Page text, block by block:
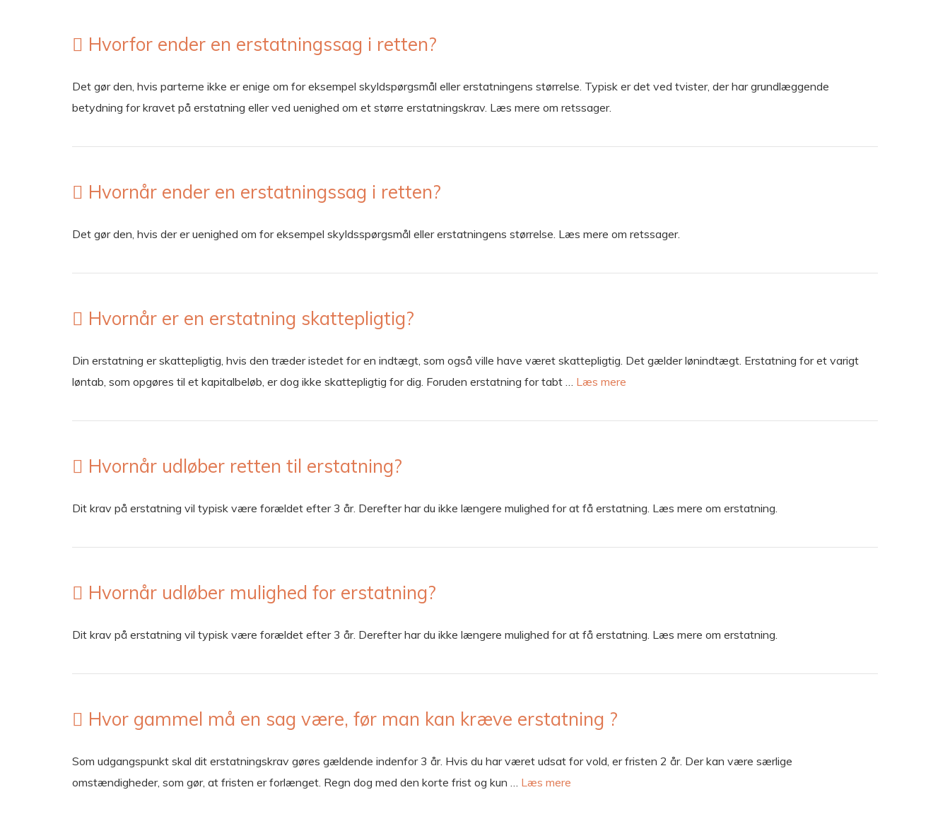
Hvorfor ender en erstatningssag i retten?
Det gør den, hvis parterne ikke er enige om for eksempel skyldspørgsmål eller erstatningens størrelse. Typisk er det ved tvister, der har grundlæggende
betydning for kravet på erstatning eller ved uenighed om et større erstatningskrav. Læs mere om retssager.
Hvornår ender en erstatningssag i retten?
Det gør den, hvis der er uenighed om for eksempel skyldsspørgsmål eller erstatningens størrelse. Læs mere om retssager.
Hvornår er en erstatning skattepligtig?
Din erstatning er skattepligtig, hvis den træder istedet for en indtægt, som også ville have været skattepligtig. Det gælder lønindtægt. Erstatning for et varigt
løntab, som opgøres til et kapitalbeløb, er dog ikke skattepligtig for dig. Foruden erstatning for tabt … Læs mere
Hvornår udløber retten til erstatning?
Dit krav på erstatning vil typisk være forældet efter 3 år. Derefter har du ikke længere mulighed for at få erstatning. Læs mere om erstatning.
Hvornår udløber mulighed for erstatning?
Dit krav på erstatning vil typisk være forældet efter 3 år. Derefter har du ikke længere mulighed for at få erstatning. Læs mere om erstatning.
Hvor gammel må en sag være, før man kan kræve erstatning ?
Som udgangspunkt skal dit erstatningskrav gøres gældende indenfor 3 år. Hvis du har været udsat for vold, er fristen 2 år. Der kan være særlige
omstændigheder, som gør, at fristen er forlænget. Regn dog med den korte frist og kun … Læs mere